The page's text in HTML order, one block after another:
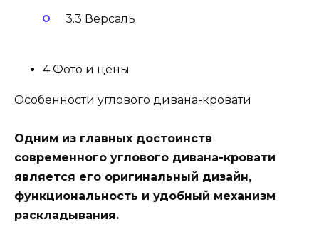
3.3 Версаль
4 Фото и цены
Особенности углового дивана-кровати
Одним из главных достоинств
современного углового дивана-кровати
является его оригинальный дизайн,
функциональность и удобный механизм
раскладывания.